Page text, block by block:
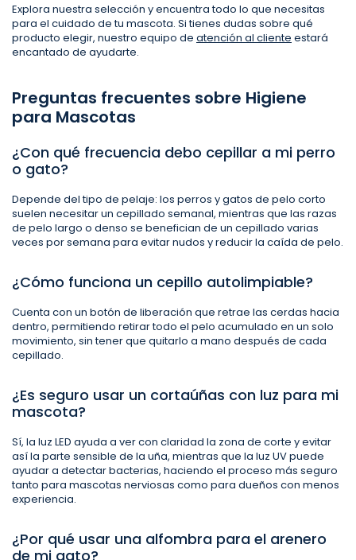
Explora nuestra selección y encuentra todo lo que necesitas
para el cuidado de tu mascota. Si tienes dudas sobre qué
producto elegir, nuestro equipo de atención al cliente estará
encantado de ayudarte.
Preguntas frecuentes sobre Higiene
para Mascotas
¿Con qué frecuencia debo cepillar a mi perro
o gato?
Depende del tipo de pelaje: los perros y gatos de pelo corto
suelen necesitar un cepillado semanal, mientras que las razas
de pelo largo o denso se benefician de un cepillado varias
veces por semana para evitar nudos y reducir la caída de pelo.
¿Cómo funciona un cepillo autolimpiable?
Cuenta con un botón de liberación que retrae las cerdas hacia
dentro, permitiendo retirar todo el pelo acumulado en un solo
movimiento, sin tener que quitarlo a mano después de cada
cepillado.
¿Es seguro usar un cortaúñas con luz para mi
mascota?
Sí, la luz LED ayuda a ver con claridad la zona de corte y evitar
así la parte sensible de la uña, mientras que la luz UV puede
ayudar a detectar bacterias, haciendo el proceso más seguro
tanto para mascotas nerviosas como para dueños con menos
experiencia.
¿Por qué usar una alfombra para el arenero
de mi gato?